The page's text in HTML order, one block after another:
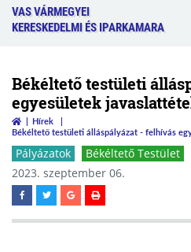
VAS VÁRMEGYEI
KERESKEDELMI ÉS IPARKAMARA
Békéltető testületi
egyesületek
Hírek
Békéltető testületi álláspályázat - felhívás
Pályázatok
Békéltető Testület
2023. szeptember 06.